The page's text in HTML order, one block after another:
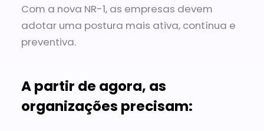
Com a nova NR-1, as empresas devem
adotar uma postura mais ativa, contínua e
preventiva.
A partir de agora, as
organizações precisam: